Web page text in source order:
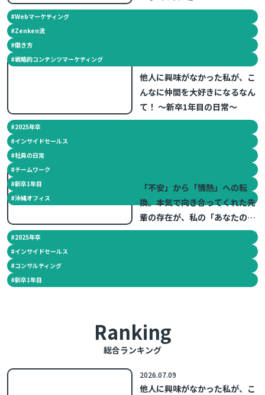
#Webマーケティング
#Zenken流
#働き方
#戦略的コンテンツマーケティング
他人に興味がなかった私が、こ
んなに仲間を大好きになるなん
て！ ～新卒1年目の日常～
#2025年卒
#インサイドセールス
#社員の日常
#チームワーク
#新卒1年目
#沖縄オフィス
「不安」から「情熱」への転
換。本気で向き合ってくれた先
輩の存在が、私の「あなたのた
めに」を加速させた。 ～新卒1
#2025年卒
#インサイドセールス
#コンサルティング
#新卒1年目
Ranking
総合ランキング
他人に興味がなかった私が、こ
2026.07.09